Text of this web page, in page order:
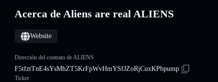
Acerca de Aliens are real ALIENS
Website
Dirección del contrato de ALIENS
F5tfztTnE4sYsMhZT5KrFpWvHmYSfJZoRjCuxKPbpump
Ticker